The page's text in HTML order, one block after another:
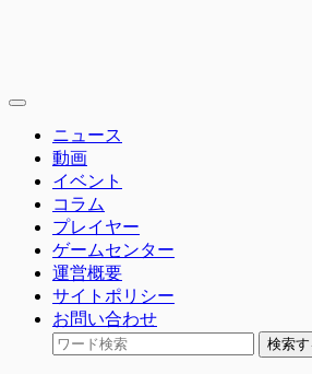
toggle
ニュース
動画
イベント
コラム
プレイヤー
ゲームセンター
運営概要
サイトポリシー
お問い合わせ
検索す